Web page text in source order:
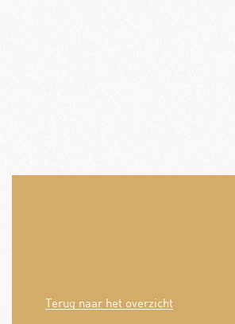
Terug naar het overzicht